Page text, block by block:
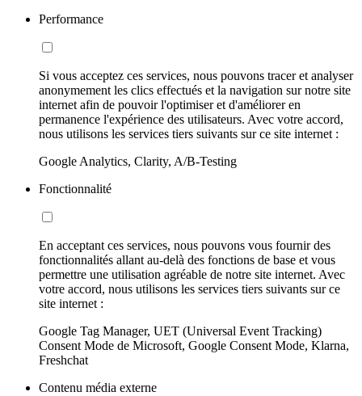
Performance
Si vous acceptez ces services, nous pouvons tracer et analyser
anonymement les clics effectués et la navigation sur notre site
internet afin de pouvoir l'optimiser et d'améliorer en
permanence l'expérience des utilisateurs. Avec votre accord,
nous utilisons les services tiers suivants sur ce site internet :
Google Analytics, Clarity, A/B-Testing
Fonctionnalité
En acceptant ces services, nous pouvons vous fournir des
fonctionnalités allant au-delà des fonctions de base et vous
permettre une utilisation agréable de notre site internet. Avec
votre accord, nous utilisons les services tiers suivants sur ce
site internet :
Google Tag Manager, UET (Universal Event Tracking)
Consent Mode de Microsoft, Google Consent Mode, Klarna,
Freshchat
Contenu média externe